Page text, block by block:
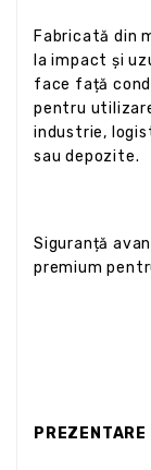
Fabricată din
la impact și
face față
pentru
industrie,
sau depozite.
Siguranță
premium